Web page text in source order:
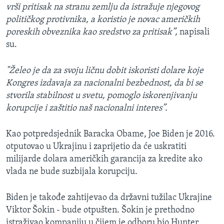
vrši pritisak na stranu zemlju da istražuje njegovog
političkog protivnika, a koristio je novac američkih
poreskih obveznika kao sredstvo za pritisak”, napisali
su.
"Želeo je da za svoju ličnu dobit iskoristi dolare koje
Kongres izdavaja za nacionalni bezbednost, da bi se
stvorila stabilnost u svetu, pomoglo iskorenjivanju
korupcije i zaštitio naš nacionalni interes”.
Kao potpredsjednik Baracka Obame, Joe Biden je 2016.
otputovao u Ukrajinu i zaprijetio da će uskratiti
milijarde dolara američkih garancija za kredite ako
vlada ne bude suzbijala korupciju.
Biden je takođe zahtijevao da državni tužilac Ukrajine
Viktor Šokin - bude otpušten. Šokin je prethodno